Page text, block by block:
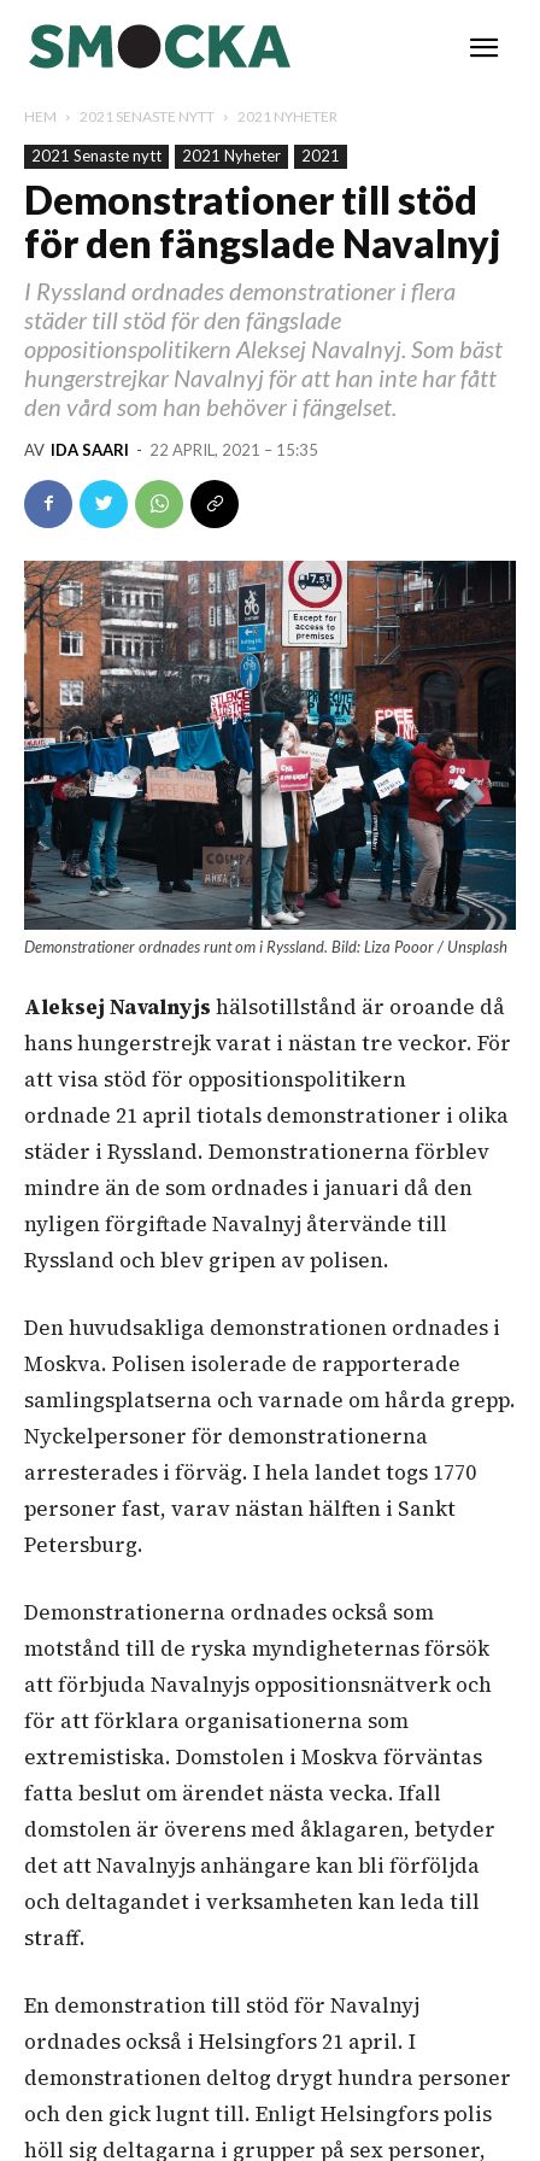
HEM 2021 SENASTE NYTT 2021 NYHETER
2021 Senaste nytt 2021 Nyheter 2021
Demonstrationer till stöd
för den fängslade Navalnyj
I Ryssland ordnades demonstrationer i flera
städer till stöd för den fängslade
oppositionspolitikern Aleksej Navalnyj. Som bäst
hungerstrejkar Navalnyj för att han inte har fått
den vård som han behöver i fängelset.
AV IDA SAARI - 22 APRIL, 2021 – 15:35
Demonstrationer ordnades runt om i Ryssland. Bild: Liza Pooor / Unsplash
Aleksej Navalnyjs hälsotillstånd är oroande då
hans hungerstrejk varat i nästan tre veckor. För
att visa stöd för oppositionspolitikern
ordnade 21 april tiotals demonstrationer i olika
städer i Ryssland. Demonstrationerna förblev
mindre än de som ordnades i januari då den
nyligen förgiftade Navalnyj återvände till
Ryssland och blev gripen av polisen.
Den huvudsakliga demonstrationen ordnades i
Moskva. Polisen isolerade de rapporterade
samlingsplatserna och varnade om hårda grepp.
Nyckelpersoner för demonstrationerna
arresterades i förväg. I hela landet togs 1770
personer fast, varav nästan hälften i Sankt
Petersburg.
Demonstrationerna ordnades också som
motstånd till de ryska myndigheternas försök
att förbjuda Navalnyjs oppositionsnätverk och
för att förklara organisationerna som
extremistiska. Domstolen i Moskva förväntas
fatta beslut om ärendet nästa vecka. Ifall
domstolen är överens med åklagaren, betyder
det att Navalnyjs anhängare kan bli förföljda
och deltagandet i verksamheten kan leda till
straff.
En demonstration till stöd för Navalnyj
ordnades också i Helsingfors 21 april. I
demonstrationen deltog drygt hundra personer
och den gick lugnt till. Enligt Helsingfors polis
höll sig deltagarna i grupper på sex personer,